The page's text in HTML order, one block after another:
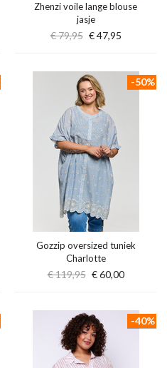
Zhenzi voile lange blouse
jasje
€ 79,95 € 47,95
Gozzip oversized tuniek
Charlotte
€ 119,95 € 60,00
-50%
-40%